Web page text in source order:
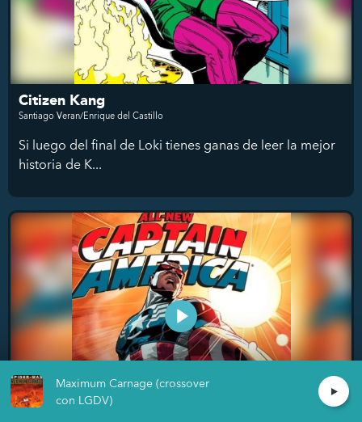
Citizen Kang
Santiago Veran/Enrique del Castillo
Si luego del final de Loki tienes ganas de leer la mejor
historia de K...
Maximum Carnage (crossover
con LGDV)